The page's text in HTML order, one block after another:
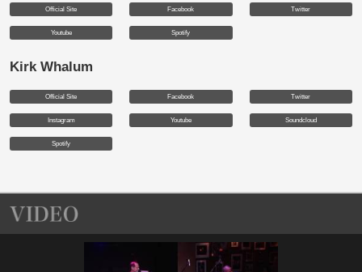
Official Site Facebook Twitter
Youtube Spotify
Kirk Whalum
Official Site Facebook Twitter
Instagram Youtube Soundcloud
Spotify